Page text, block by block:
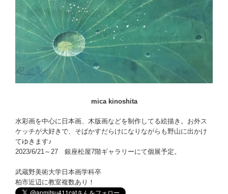
mica kinoshita
水彩画を中心に日本画、木版画などを制作してる絵描き。お外ス
ケッチが大好きで、そばかすだらけになりながらも野山に出かけ
てゆきます♪
2023/6/21～27 銀座松屋7階ギャラリーにて個展予定。
武蔵野美術大学日本画学科卒
柏市近辺に教室複数あり！